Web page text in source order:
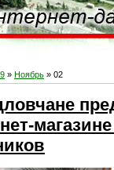
» Ноябрь » 02